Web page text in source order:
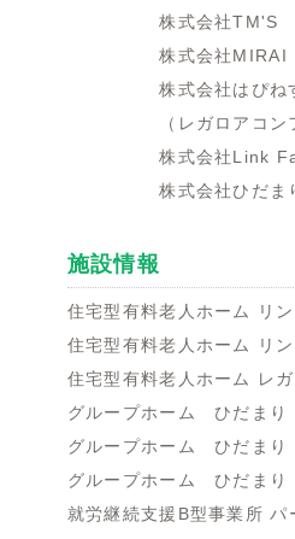
株式会社TM'S
株式会社MIRAI
株式会社はぴね
（レガロアコン
株式会社Link
株式会社ひだま
施設情報
住宅型有料老人ホーム リ
住宅型有料老人ホーム リ
住宅型有料老人ホーム レ
グループホーム ひだまり
グループホーム ひだまり
グループホーム ひだまり
就労継続支援B型事業所 パ